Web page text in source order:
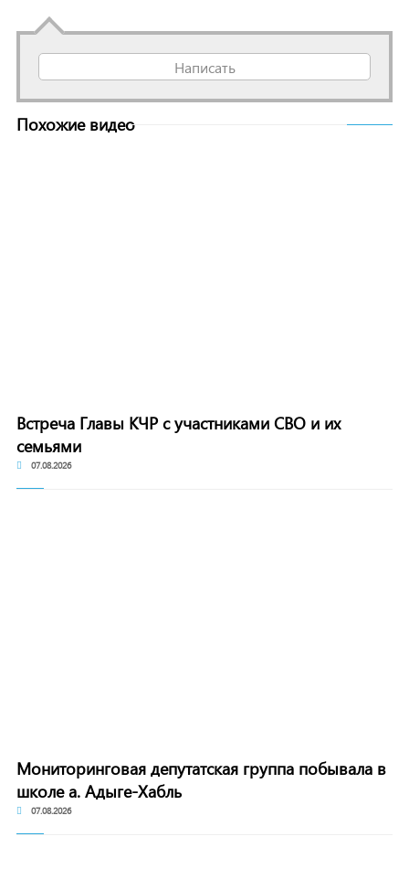
Написать
Похожие видео
Встреча Главы КЧР с участниками СВО и их
семьями
07.08.2026
Мониторинговая депутатская группа побывала в
школе а. Адыге-Хабль
07.08.2026